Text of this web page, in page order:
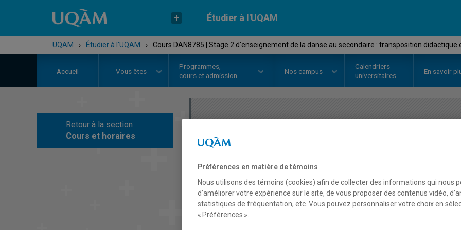
Étudier à l'UQAM
UQAM › Étudier à l'UQAM › Cours DAN8785 | Stage 2 d'enseignement de la danse au secondaire : transposition
Accueil Vous êtes
Programmes,
cours et admission
Nos campus
Calendriers
universitaires
En savoir
Retour à la section
Cours et horaires
COURS
Stage 2
au secondaire :
initiation à la recherche
Préférences en matière de témoins
Nous utilisons des témoins (cookies) afin de collecter des informations qui nous
d’améliorer votre expérience sur le site, de vous proposer des contenus vidéo,
statistiques de fréquentation, etc. Vous pouvez personnaliser votre choix en
« Préférences ».